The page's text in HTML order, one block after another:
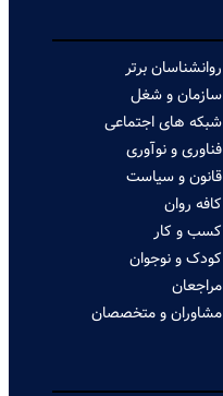
روانشناسان برتر
سازمان و شغل
شبکه های اجتماعی
فناوری و نوآوری
قانون و سیاست
کافه روان
کسب و کار
کودک و نوجوان
مراجعان
مشاوران و متخصصان